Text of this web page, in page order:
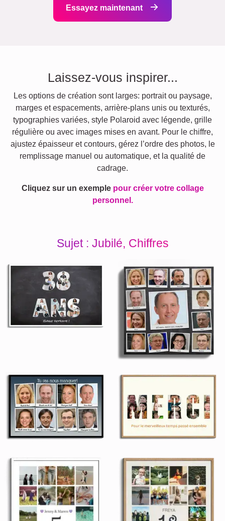
Essayez maintenant
Laissez-vous inspirer...
Les options de création sont larges: portrait ou paysage,
marges et espacements, arrière-plans unis ou texturés,
typographies variées, style Polaroid avec légende, grille
régulière ou avec images mises en avant. Pour le chiffre,
ajustez épaisseur et contours, gérez l’ordre des photos, le
remplissage manuel ou automatique, et la qualité de
cadrage.
Cliquez sur un exemple pour créer votre collage
personnel.
Sujet : Jubilé, Chiffres